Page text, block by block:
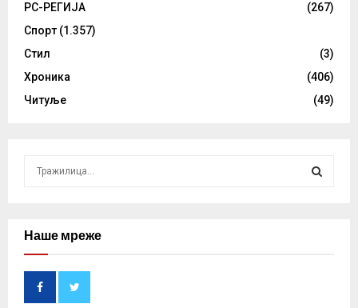
РС-РЕГИЈА
(267)
Спорт (1.357)
Стил
(3)
Хроника
(406)
Читуље
(49)
cНаше мреже